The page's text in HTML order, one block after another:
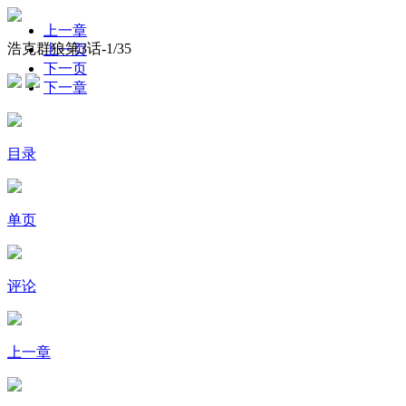
浩克群狼第3话-1/35
上一章
上一页
下一页
下一章
目录
单页
评论
上一章